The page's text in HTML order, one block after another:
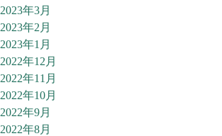
2023年3月
2023年2月
2023年1月
2022年12月
2022年11月
2022年10月
2022年9月
2022年8月